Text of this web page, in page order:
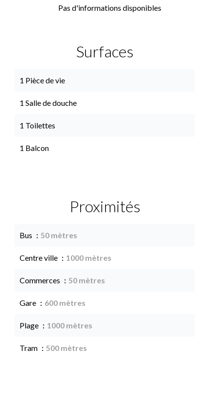
Pas d'informations disponibles
Surfaces
1 Pièce de vie
1 Salle de douche
1 Toilettes
1 Balcon
Proximités
Bus 50 mètres
Centre ville 1000 mètres
Commerces 50 mètres
Gare 600 mètres
Plage 1000 mètres
Tram 500 mètres